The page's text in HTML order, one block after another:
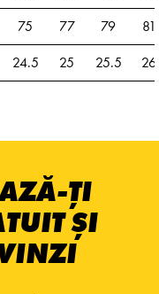
75 77 79
81
24.5 25 25.5 26
ȚI
ȘI